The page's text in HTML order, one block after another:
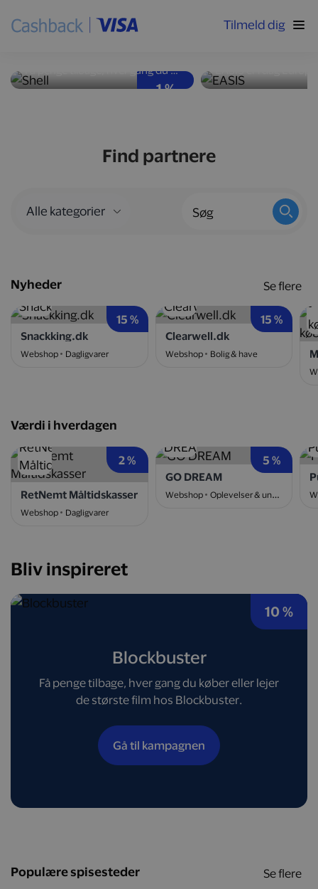
Tilmeld dig
1 %
Høj ydeevne og god
Få penge tilbage, hver gang du tanker bilen op hos Shell-stationer landet over.
Nyd velsmag
Find partnere
Nyheder
15 %
Snackking.dk
Webshop Dagligvarer
15 %
Clearwell.dk
Webshop
Bolig & have
Se flere
Værdi i hverdagen
2 %
RetNemt Måltidskasser
Webshop Dagligvarer
5 %
GO DREAM
Webshop Oplevelser & underholdning
Bliv inspireret
10 %
Blockbuster
Få penge tilbage, hver gang du køber eller lejer
de største film hos Blockbuster.
Gå til kampagnen
Populære spisesteder Se flere